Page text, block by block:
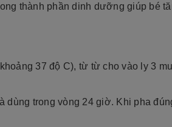
thành phần dinh dưỡng giúp bé
37 độ C), từ từ cho vào ly 3
trong vòng 24 giờ. Khi pha